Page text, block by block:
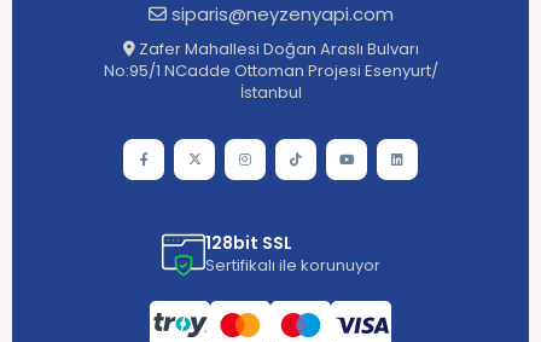
siparis@neyzenyapi.com
Zafer Mahallesi Doğan Araslı Bulvarı
No:95/1 NCadde Ottoman Projesi Esenyurt/
İstanbul
128bit SSL
Sertifikalı ile korunuyor